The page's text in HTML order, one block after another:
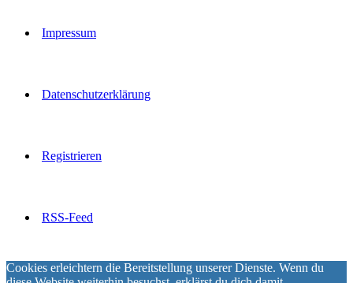
Impressum
Datenschutzerklärung
Registrieren
RSS-Feed
Cookies erleichtern die Bereitstellung unserer Dienste. Wenn du